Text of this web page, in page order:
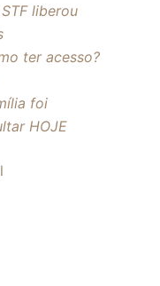
liberou
ter acesso?
foi
HOJE